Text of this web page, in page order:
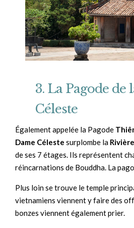
3. La Pagode de
Céleste
Également appelée la Pagode
Dame Céleste surplombe la
de ses 7 étages. Ils représentent
réincarnations de Bouddha. La
Plus loin se trouve le temple
vietnamiens viennent y faire des
bonzes viennent également prier.